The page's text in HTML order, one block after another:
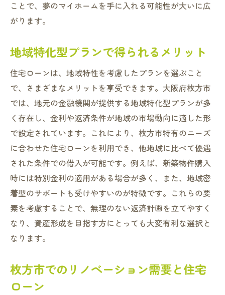
ことで、夢のマイホームを手に入れる可能性が大いに広
がります。
地域特化型プランで得られるメリット
住宅ローンは、地域特性を考慮したプランを選ぶこと
で、さまざまなメリットを享受できます。大阪府枚方市
では、地元の金融機関が提供する地域特化型プランが多
く存在し、金利や返済条件が地域の市場動向に適した形
で設定されています。これにより、枚方市特有のニーズ
に合わせた住宅ローンを利用でき、他地域に比べて優遇
された条件での借入が可能です。例えば、新築物件購入
時には特別金利の適用がある場合が多く、また、地域密
着型のサポートも受けやすいのが特徴です。これらの要
素を考慮することで、無理のない返済計画を立てやすく
なり、資産形成を目指す方にとっても大変有利な選択と
なります。
枚方市でのリノベーション需要と住宅
ローン